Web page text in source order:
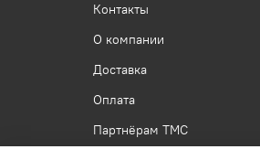
Контакты
О компании
Доставка
Оплата
Партнёрам ТМС